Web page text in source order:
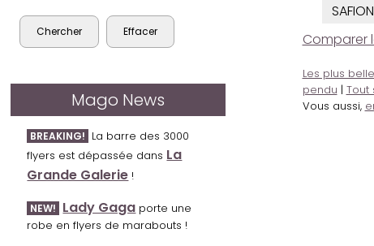
Mago News
BREAKING! La barre des 3000
flyers est dépassée dans La
Grande Galerie !
NEW! Lady Gaga porte une
robe en flyers de marabouts !
SAFION
Comparer
Les plus
pendu | Tout
Vous aussi,